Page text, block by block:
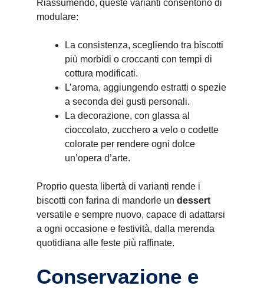
Riassumendo, queste varianti consentono di
modulare:
La consistenza, scegliendo tra biscotti
più morbidi o croccanti con tempi di
cottura modificati.
L’aroma, aggiungendo estratti o spezie
a seconda dei gusti personali.
La decorazione, con glassa al
cioccolato, zucchero a velo o codette
colorate per rendere ogni dolce
un’opera d’arte.
Proprio questa libertà di varianti rende i
biscotti con farina di mandorle un dessert
versatile e sempre nuovo, capace di adattarsi
a ogni occasione e festività, dalla merenda
quotidiana alle feste più raffinate.
Conservazione e